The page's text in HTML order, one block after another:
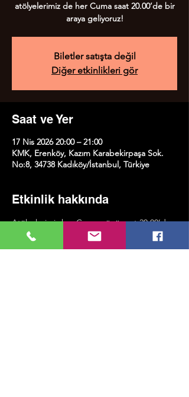
atölyelerimiz de her Cuma saat 20.00’de bir
Biletler satışta değil
Diğer etkinlikleri gör
Saat ve Yer
17 Nis 2026 20:00 – 21:00
KMK, Erenköy, Kazım Karabekirpaşa Sok.
No:8, 34738 Kadıköy/İstanbul, Türkiye
Etkinlik hakkında
Atölyelerimiz her Cuma günü saat 20.00’de
gerçekleşecek ve yaklaşık bir saat sürecek.
Katılım için belirli bir seviye şartı